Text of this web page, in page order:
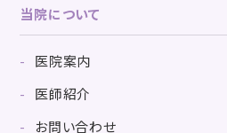
当院について
医院案内
医師紹介
お問い合わせ